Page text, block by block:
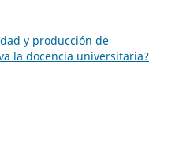
y producción de
la docencia universitaria?